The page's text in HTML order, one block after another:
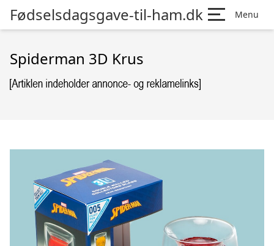
Fødselsdagsgave-til-ham.dk Menu
Spiderman 3D Krus